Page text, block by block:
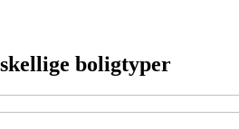
boligtyper